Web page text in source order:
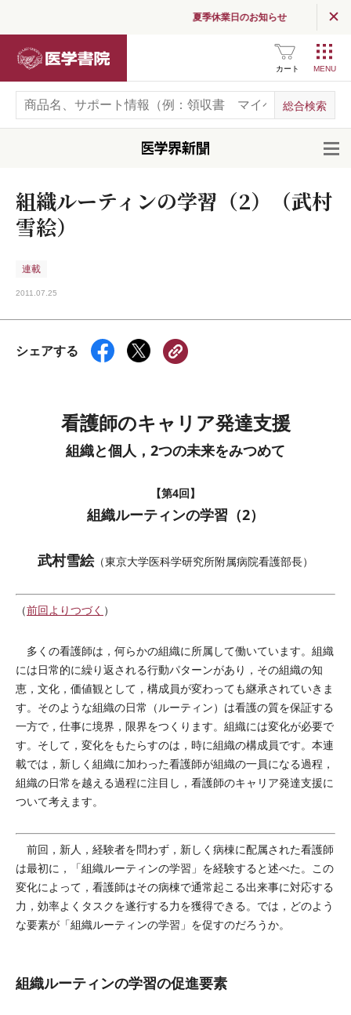
夏季休業日のお知らせ
カート
組織ルーティンの学習（2）（武村
雪絵）
連載
2011.07.25
シェアする
看護師のキャリア発達支援
組織と個人，2つの未来をみつめて
【第4回】
組織ルーティンの学習（2）
武村雪絵（東京大学医科学研究所附属病院看護部長）
（前回よりつづく ）
多くの看護師は，何らかの組織に所属して働いています。組織
には日常的に繰り返される行動パターンがあり，その組織の知
恵，文化，価値観として，構成員が変わっても継承されていきま
す。そのような組織の日常（ルーティン）は看護の質を保証する
一方で，仕事に境界，限界をつくります。組織には変化が必要で
す。そして，変化をもたらすのは，時に組織の構成員です。本連
載では，新しく組織に加わった看護師が組織の一員になる過程，
組織の日常を越える過程に注目し，看護師のキャリア発達支援に
ついて考えます。
前回，新人，経験者を問わず，新しく病棟に配属された看護師
は最初に，「組織ルーティンの学習」を経験すると述べた。この
変化によって，看護師はその病棟で通常起こる出来事に対応する
力，効率よくタスクを遂行する力を獲得できる。では，どのよう
な要素が「組織ルーティンの学習」を促すのだろうか。
組織ルーティンの学習の促進要素